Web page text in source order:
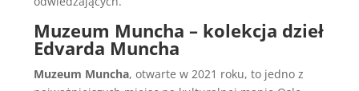
Muzeum Muncha – kolekcja dzieł
Edvarda Muncha
Muzeum Muncha, otwarte w 2021 roku, to jedno z